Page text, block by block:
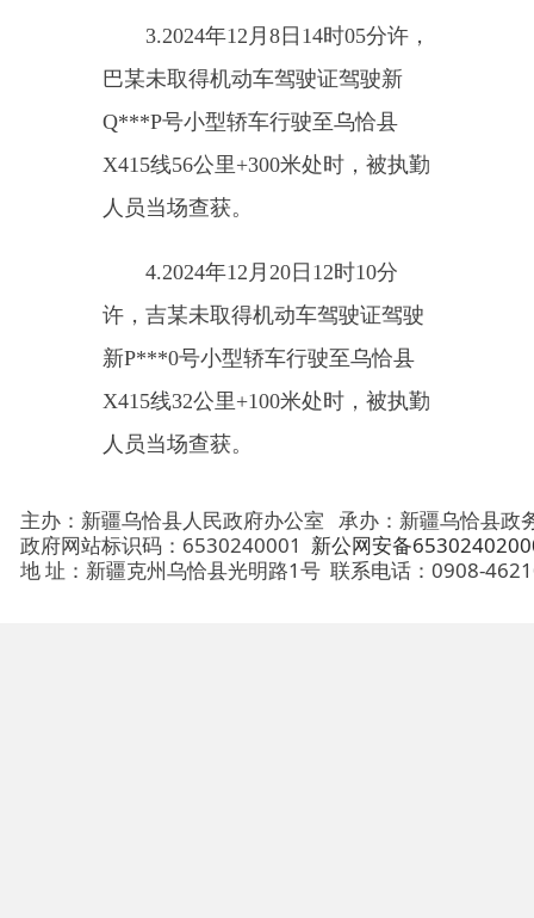
许，吉某未取得机动车驾驶证驾驶
新P***0 号小型轿车行驶至乌恰县
X415线32公里+100米处时，被执勤
人员当场查获。
主办：新疆乌恰县人民政府办公室承办：新疆乌恰县政务服务
地 址：新疆克州乌恰县光明路1号联系电话：0908-4621030